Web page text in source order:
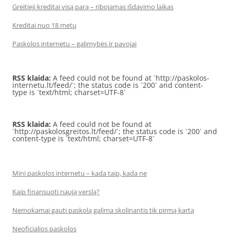
Greitieji kreditai visą parą – ribojamas išdavimo laikas
Kreditai nuo 18 metų
Paskolos internetu – galimybės ir pavojai
RSS klaida: A feed could not be found at `http://paskolos-
internetu.lt/feed/`; the status code is `200` and content-
type is `text/html; charset=UTF-8`
RSS klaida: A feed could not be found at
`http://paskolosgreitos.lt/feed/`; the status code is `200` and
content-type is `text/html; charset=UTF-8`
Mini paskolos internetu – kada taip, kada ne
Kaip finansuoti naują verslą?
Nemokamai gauti paskolą galima skolinantis tik pirmą kartą
Neoficialios paskolos